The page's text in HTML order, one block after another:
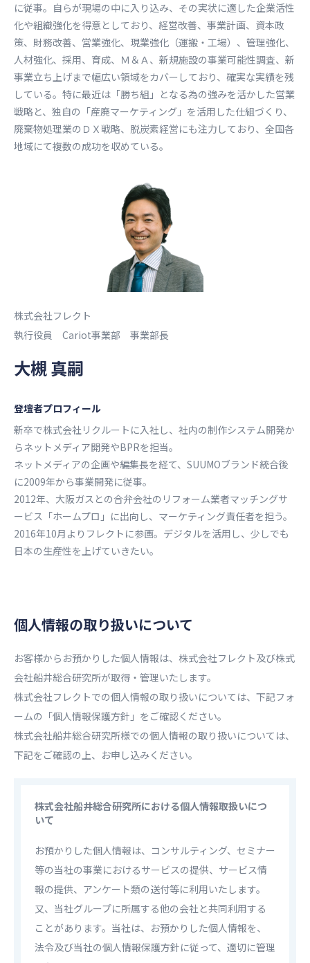
に従事。自らが現場の中に入り込み、その実状に適した企業活性
化や組織強化を得意としており、経営改善、事業計画、資本政
策、財務改善、営業強化、現業強化（運搬・工場）、管理強化、
人材強化、採用、育成、Ｍ＆Ａ、新規施設の事業可能性調査、新
事業立ち上げまで幅広い領域をカバーしており、確実な実績を残
している。特に最近は「勝ち組」となる為の強みを活かした営業
戦略と、独自の「産廃マーケティング」を活用した仕組づくり、
廃棄物処理業のＤＸ戦略、脱炭素経営にも注力しており、全国各
地域にて複数の成功を収めている。
株式会社フレクト
執行役員 Cariot事業部 事業部長
大槻 真嗣
登壇者プロフィール
新卒で株式会社リクルートに⼊社し、社内の制作システム開発か
らネットメディア開発やBPRを担当。
ネットメディアの企画や編集⻑を経て、SUUMOブランド統合後
に2009年から事業開発に従事。
2012年、⼤阪ガスとの合弁会社のリフォーム業者マッチングサ
ービス「ホームプロ」に出向し、マーケティング責任者を担う。
2016年10⽉よりフレクトに参画。デジタルを活⽤し、少しでも
⽇本の⽣産性を上げていきたい。
個人情報の取り扱いについて
お客様からお預かりした個人情報は、株式会社フレクト及び株式
会社船井総合研究所が取得・管理いたします。
株式会社フレクトでの個人情報の取り扱いについては、下記フォ
ームの「個人情報保護方針」をご確認ください。
株式会社船井総合研究所様での個人情報の取り扱いについては、
下記をご確認の上、お申し込みください。
株式会社船井総合研究所における個人情報取扱いにつ
いて
お預かりした個人情報は、コンサルティング、セミナー
等の当社の事業におけるサービスの提供、サービス情
報の提供、アンケート類の送付等に利用いたします。
又、当社グループに所属する他の会社と共同利用する
ことがあります。当社は、お預かりした個人情報を、
法令及び当社の個人情報保護方針に従って、適切に管理